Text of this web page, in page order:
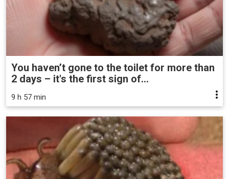
You haven’t gone to the toilet for more than
2 days – it's the first sign of...
9 h 57 min